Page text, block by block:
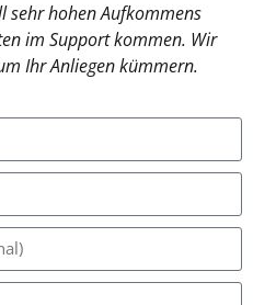
sehr hohen Aufkommens
im Support kommen. Wir
Ihr Anliegen kümmern.